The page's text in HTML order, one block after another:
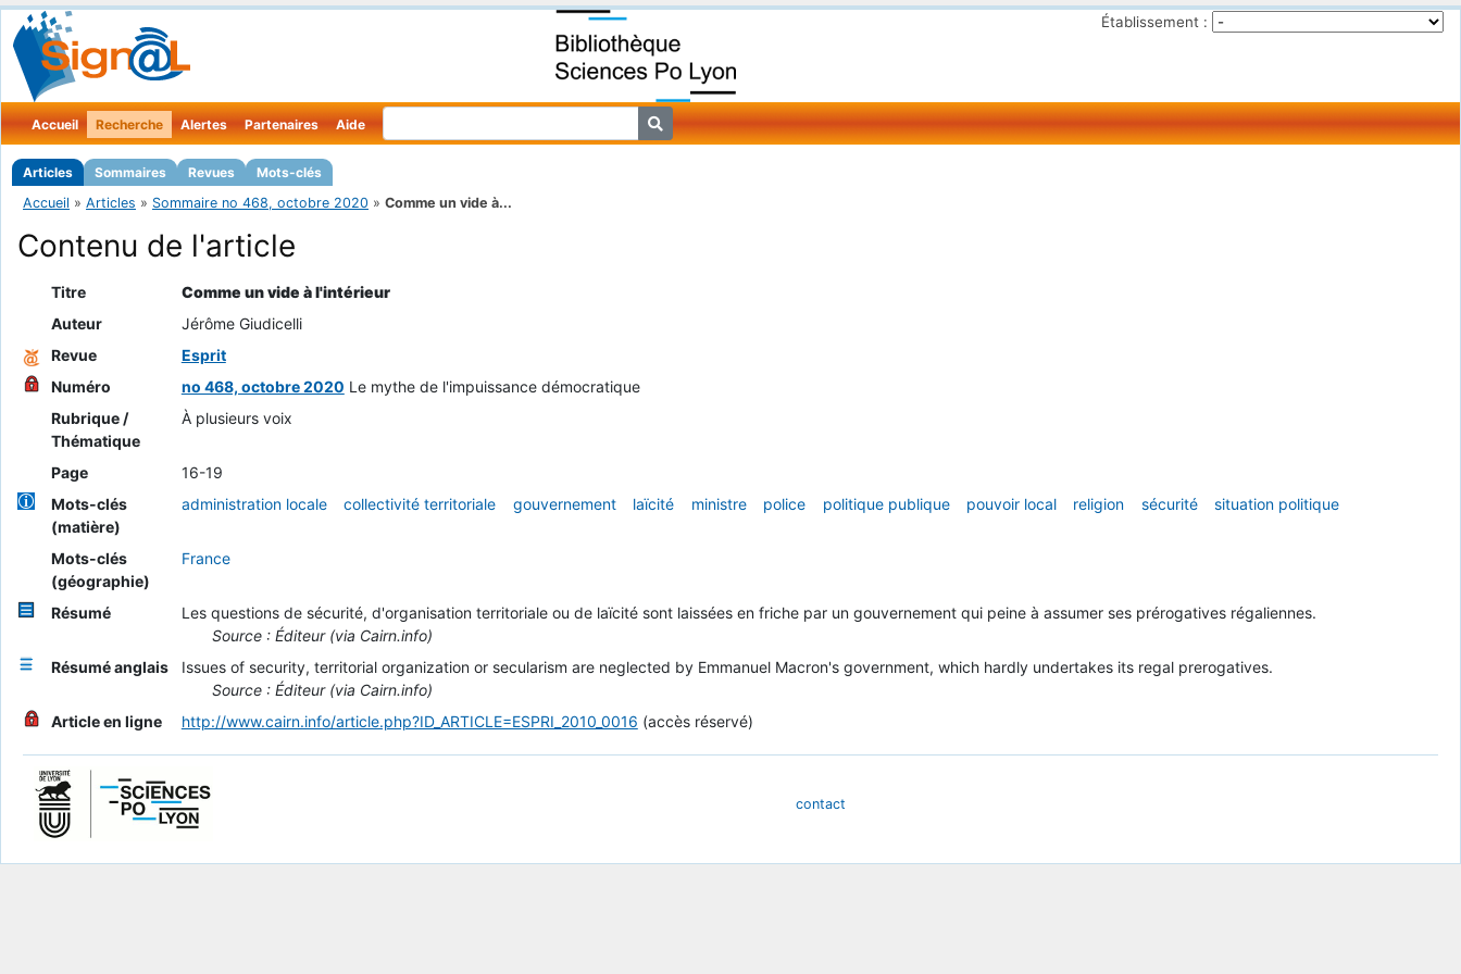
Établissement :
Accueil Recherche
Articles Sommaires Revues Mots-clés
Alertes Partenaires Aide
Accueil » Articles » Sommaire no 468, octobre 2020 » Comme un vide à...
Contenu de l'article
Titre
Comme un vide à l'intérieur
Auteur
Jérôme Giudicelli
Revue
Esprit
Numéro
no 468, octobre 2020 Le mythe de l'impuissance démocratique
Rubrique /
Thématique
À plusieurs voix
Page
16-19
Mots-clés
(matière)
administration locale collectivité territoriale gouvernement laïcité ministre police politique publique pouvoir local religion sécurité situation politique
Mots-clés
(géographie)
France
Résumé
Les questions de sécurité, d'organisation territoriale ou de laïcité sont laissées en friche par un gouvernement qui peine à assumer ses prérogatives régaliennes.
Source : Éditeur (via Cairn.info)
Résumé anglais
Issues of security, territorial organization or secularism are neglected by Emmanuel Macron's government, which hardly undertakes its regal prerogatives.
Source : Éditeur (via Cairn.info)
Article en ligne
http://www.cairn.info/article.php?ID_ARTICLE=ESPRI_2010_0016 (accès réservé)
contact